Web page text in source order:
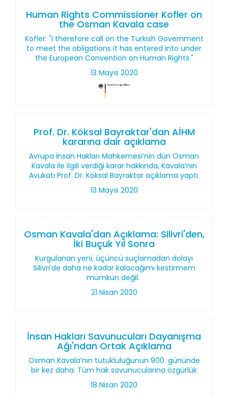
Human Rights Commissioner Kofler on
the Osman Kavala case
Kofler: "I therefore call on the Turkish Government
to meet the obligations it has entered into under
the European Convention on Human Rights."
13 Mayıs 2020
Prof. Dr. Köksal Bayraktar'dan AİHM
kararına dair açıklama
Avrupa İnsan Hakları Mahkemesi’nin dün Osman
Kavala ile ilgili verdiği karar hakkında, Kavala’nın
Avukatı Prof. Dr. Köksal Bayraktar açıklama yaptı.
13 Mayıs 2020
Osman Kavala'dan Açıklama: Silivri'den,
İki Buçuk Yıl Sonra
Kurgulanan yeni, üçüncü suçlamadan dolayı
Silivri’de daha ne kadar kalacağımı kestirmem
mümkün değil.
21 Nisan 2020
İnsan Hakları Savunucuları Dayanışma
Ağı'ndan Ortak Açıklama
Osman Kavala’nın tutukluluğunun 900. gününde
bir kez daha: Tüm hak savunucularına özgürlük
18 Nisan 2020